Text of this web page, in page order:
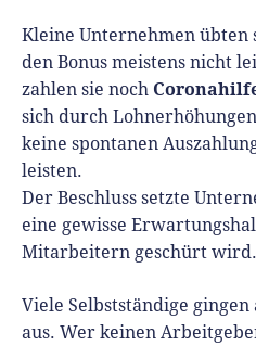
Kleine Unternehmen übten
den Bonus meistens nicht
zahlen sie noch
sich durch
keine spontanen
leisten.
Der Beschluss setzte
eine gewisse
Mitarbeitern geschürt wird.
Viele Selbstständige
aus. Wer keinen